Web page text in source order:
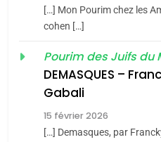
«Tu
[…] Mon Pourim chez les
cohen […]
Pourim des Juifs du
DEMASQUES –
Gabali
15 février 2026
[…] Demasques, par
2025,
FRANCE